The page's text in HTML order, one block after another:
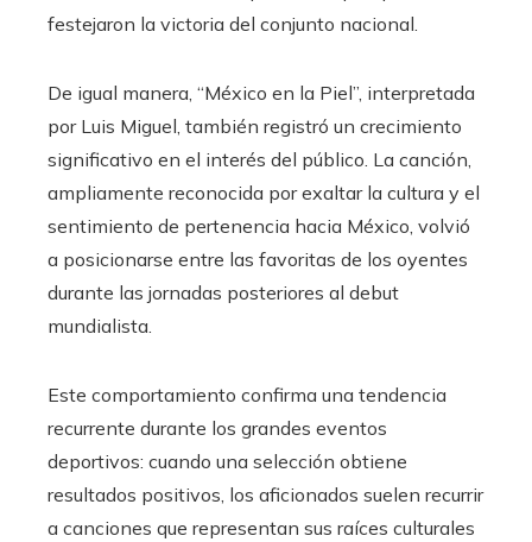
festejaron la victoria del conjunto nacional.
De igual manera, “México en la Piel”, interpretada
por Luis Miguel, también registró un crecimiento
significativo en el interés del público. La canción,
ampliamente reconocida por exaltar la cultura y el
sentimiento de pertenencia hacia México, volvió
a posicionarse entre las favoritas de los oyentes
durante las jornadas posteriores al debut
mundialista.
Este comportamiento confirma una tendencia
recurrente durante los grandes eventos
deportivos: cuando una selección obtiene
resultados positivos, los aficionados suelen recurrir
a canciones que representan sus raíces culturales